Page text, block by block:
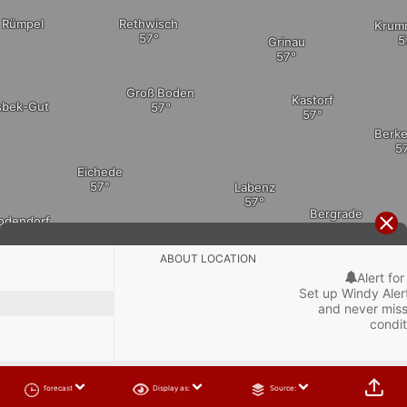
Bergrade
Kastorf
Nusse
Panten
Groß Boden
Rethwisch
Labenz
Schönberg
Eichede
Grinau
Rümpel
Gut
kt 60
ABOUT LOCATION
Alert
Set up Windy
and never
forecast Display as: Source: 